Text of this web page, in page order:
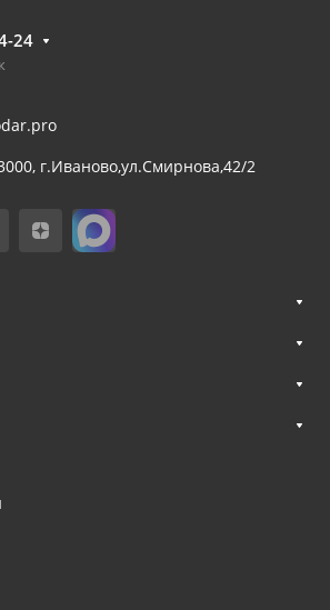
24
г.Иваново,ул.Смирнова,42/2